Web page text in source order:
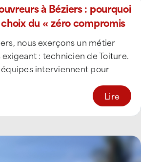
à Béziers : pourquoi
du « zéro compromis
nous exerçons un métier
: technicien de Toiture.
interviennent pour
Lire